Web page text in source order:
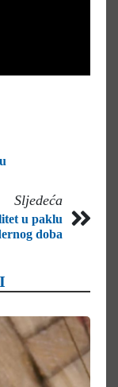
Sljedeća
u paklu
doba